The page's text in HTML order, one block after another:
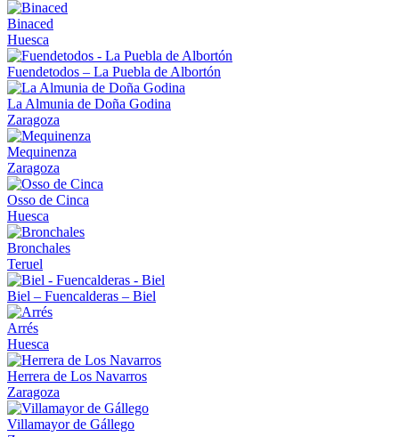
Binaced
Huesca
Fuendetodos – La Puebla de Albortón
La Almunia de Doña Godina
Zaragoza
Mequinenza
Zaragoza
Osso de Cinca
Huesca
Bronchales
Teruel
Biel – Fuencalderas – Biel
Arrés
Huesca
Herrera de Los Navarros
Zaragoza
Villamayor de Gállego